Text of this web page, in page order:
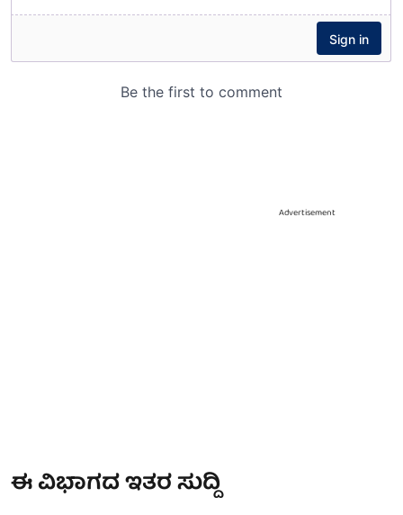
Advertisement
ಈ ವಿಭಾಗದ ಇತರ ಸುದ್ದಿ